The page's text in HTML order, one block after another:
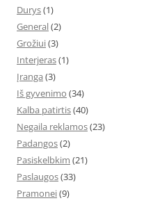
Durys(1)
General(2)
Grožiui(3)
Interjeras(1)
Įranga (3)
Iš gyvenimo (34)
Kalba patirtis(40)
Negaila reklamos(23)
Padangos(2)
Pasiskelbkim (21)
Paslaugos(33)
Pramonei(9)